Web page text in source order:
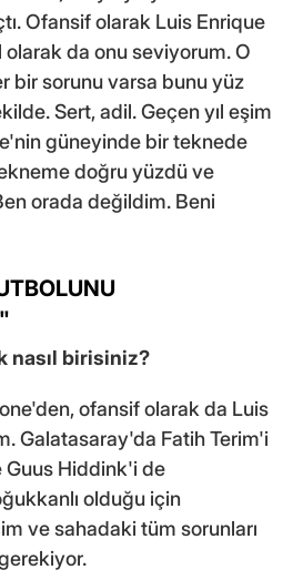
Ofansif olarak Luis Enrique
da onu seviyorum. O
bir sorunu varsa bunu yüz
Sert, adil. Geçen yıl eşim
güneyinde bir teknede
doğru yüzdü ve
orada değildim. Beni
nasıl birisiniz?
ofansif olarak da Luis
Galatasaray'da Fatih Terim'i
Guus Hiddink'i de
olduğu için
ve sahadaki tüm sorunları